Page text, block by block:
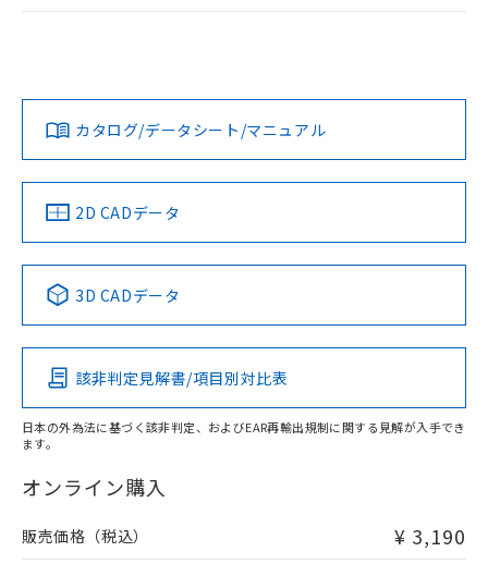
ログイン/会員登録
ダウンロードデータをご利用いただく前に、以下を必ずお読
みください。
ソフトウェアの使用条件
EU RoHS 注意事項・凡例
対応済み
中国 RoHS 注意事項・凡例
Pb Hg Cd Cr(VI)
O
在庫等で未対応品が混在する可能性があります。
問い合わせください。
カタログ/データシート/マニュアル
2D CADデータ
3D CADデータ
該非判定見解書/項目別対比表
日本の外為法に基づく該非判定、およびEAR再輸出規制に関する見解が入手でき
ます。
オンライン購入
販売価格（税込） ¥ 3,190